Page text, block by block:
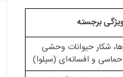
یک شاهکار مهندسی
برجسته
شکار حیوانات وحشی
و افسانه‌ای (سیلوا)